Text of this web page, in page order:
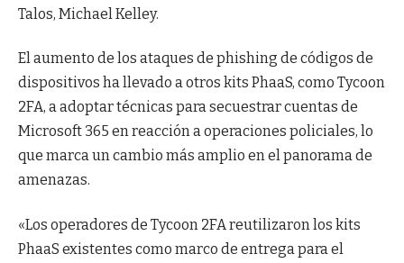
Talos, Michael Kelley.
El aumento de los ataques de phishing de códigos de
dispositivos ha llevado a otros kits PhaaS, como Tycoon
2FA, a adoptar técnicas para secuestrar cuentas de
Microsoft 365 en reacción a operaciones policiales, lo
que marca un cambio más amplio en el panorama de
amenazas.
«Los operadores de Tycoon 2FA reutilizaron los kits
PhaaS existentes como marco de entrega para el